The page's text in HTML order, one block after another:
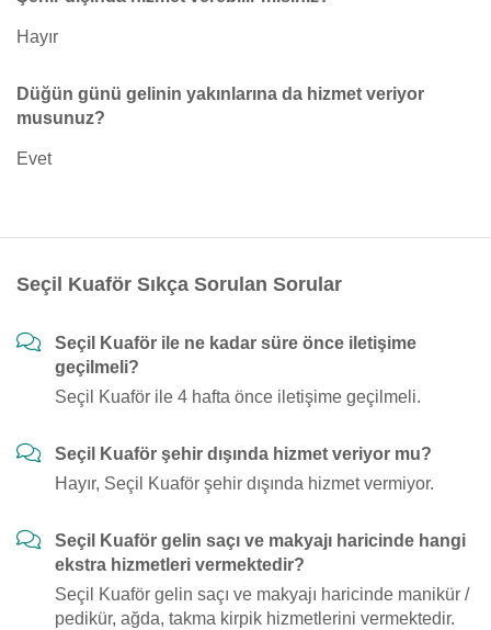
Hayır
Düğün günü gelinin yakınlarına da hizmet veriyor
musunuz?
Evet
Seçil Kuaför Sıkça Sorulan Sorular
Seçil Kuaför ile ne kadar süre önce iletişime
geçilmeli?
Seçil Kuaför ile 4 hafta önce iletişime geçilmeli.
Seçil Kuaför şehir dışında hizmet veriyor mu?
Hayır, Seçil Kuaför şehir dışında hizmet vermiyor.
Seçil Kuaför gelin saçı ve makyajı haricinde hangi
ekstra hizmetleri vermektedir?
Seçil Kuaför gelin saçı ve makyajı haricinde manikür /
pedikür, ağda, takma kirpik hizmetlerini vermektedir.